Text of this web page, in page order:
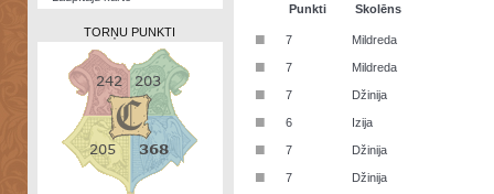
Zināšanu
TORŅU PUNKTI
Punkti Skolēns
■ 7 Mildreda
■ 7 Mildreda
■ 7 Džinija
■ 6 Izija
■ 7 Džinija
■ 7 Džinija